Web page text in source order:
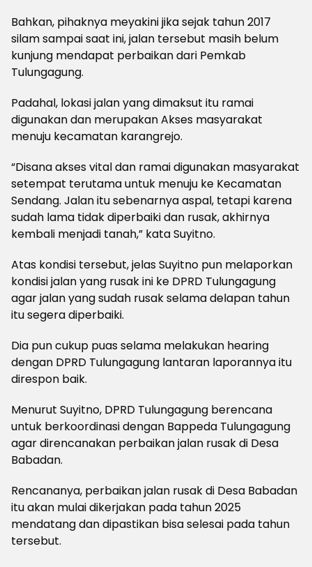
Bahkan, pihaknya meyakini jika sejak tahun 2017
silam sampai saat ini, jalan tersebut masih belum
kunjung mendapat perbaikan dari Pemkab
Tulungagung.
Padahal, lokasi jalan yang dimaksut itu ramai
digunakan dan merupakan Akses masyarakat
menuju kecamatan karangrejo.
“Disana akses vital dan ramai digunakan masyarakat
setempat terutama untuk menuju ke Kecamatan
Sendang. Jalan itu sebenarnya aspal, tetapi karena
sudah lama tidak diperbaiki dan rusak, akhirnya
kembali menjadi tanah,” kata Suyitno.
Atas kondisi tersebut, jelas Suyitno pun melaporkan
kondisi jalan yang rusak ini ke DPRD Tulungagung
agar jalan yang sudah rusak selama delapan tahun
itu segera diperbaiki.
Dia pun cukup puas selama melakukan hearing
dengan DPRD Tulungagung lantaran laporannya itu
direspon baik.
Menurut Suyitno, DPRD Tulungagung berencana
untuk berkoordinasi dengan Bappeda Tulungagung
agar direncanakan perbaikan jalan rusak di Desa
Babadan.
Rencananya, perbaikan jalan rusak di Desa Babadan
itu akan mulai dikerjakan pada tahun 2025
mendatang dan dipastikan bisa selesai pada tahun
tersebut.